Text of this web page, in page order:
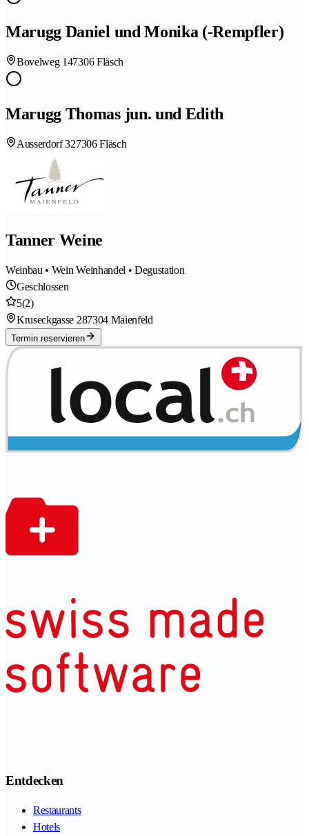
Marugg Daniel und Monika (-Rempfler)
Bovelweg 147306 Fläsch
Marugg Thomas jun. und Edith
Ausserdorf 327306 Fläsch
Tanner Weine
Weinbau • Wein Weinhandel • Degustation
Geschlossen
5(2)
Kruseckgasse 287304 Maienfeld
Termin reservieren
Entdecken
Restaurants
Hotels